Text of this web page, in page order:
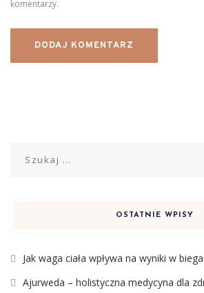
komentarzy.
OSTATNIE WPISY
Jak waga ciała wpływa na wyniki w
Ajurweda – holistyczna medycyna dla